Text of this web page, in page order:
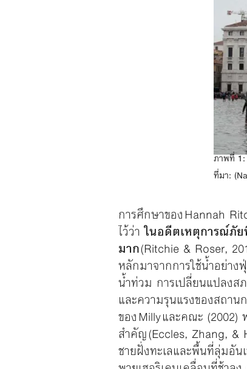
ภาพที่ 1:
ที่มา:
การศึกษาของ Hannah
ไว้ว่าในอดีตเหตุการณ์ภั
มาก(Ritchie & Roser,
หลักมาจากการใช้น้ำอย่า
น้ำท่วม การเปลี่ยนแปลงส
และความรุนแรงของสถา
ของ Milly และคณะ
สำคัญ (Eccles, Zhang, &
ชายฝั่งทะเลและพื้นที่ลุ่มอัน